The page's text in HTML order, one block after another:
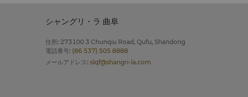
シャングリ・ラ 曲阜
住所: 273100 3 Chunqiu Road, Qufu, Shandong
電話番号: (86 537) 505 8888
メールアドレス: slqf@shangri-la.com